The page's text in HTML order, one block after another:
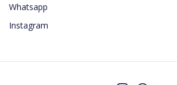
Whatsapp
Instagram